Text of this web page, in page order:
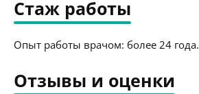
Стаж работы
Опыт работы врачом: более 24 года.
Отзывы и оценки